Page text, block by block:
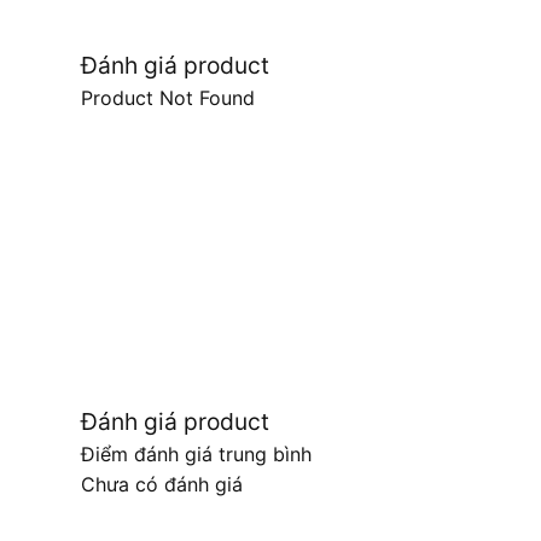
Đánh giá product
Product Not Found
Đánh giá product
Điểm đánh giá trung bình
Chưa có đánh giá